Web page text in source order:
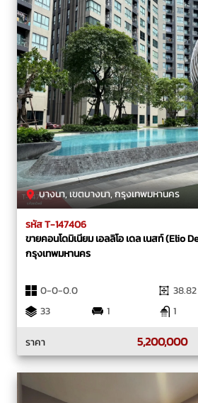
บางนา, เขตบางนา, กรุงเทพมหานคร
รหัส T-147406
ขายคอนโดมิเนียม เอลลิโอ เดล เนสท์ (Elio
กรุงเทพมหานคร
0-0-0.0
38.82
33
1 1
ราคา
5,200,000